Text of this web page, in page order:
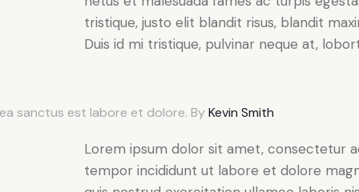
tristique, justo elit blandit risus, blandit
Duis id mi tristique, pulvinar neque at,
sanctus est labore et dolore. ByKevin Smith
Lorem ipsum dolor sit amet, consectetur
tempor incididunt ut labore et dolore